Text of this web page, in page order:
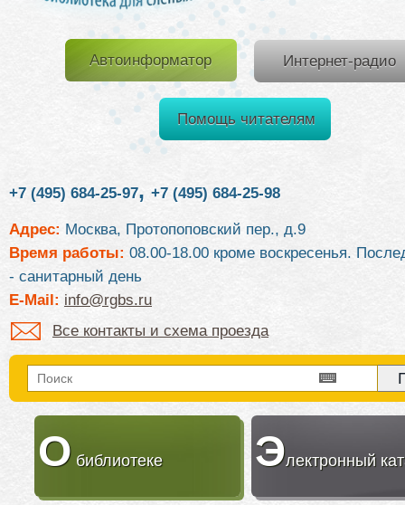
Автоинформатор Интернет-радио
Помощь читателям
+7 (495) 684-25-97, +7 (495) 684-25-98
Адрес: Москва, Протопоповский пер., д.9
Время работы: 08.00-18.00 кроме воскресенья.
- санитарный день
E-Mail: info@rgbs.ru
Все контакты и схема проезда
О библиотеке Электронный